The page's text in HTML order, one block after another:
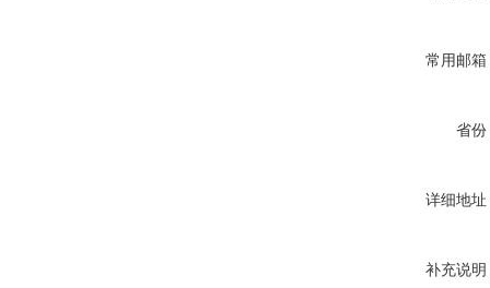
常用邮箱
省份
详细地址
补充说明